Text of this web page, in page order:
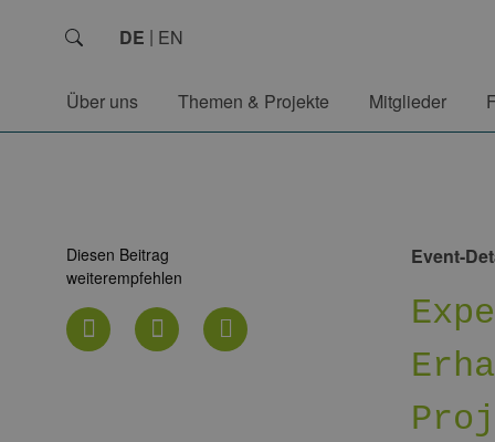
DE EN
Über uns Themen & Projekte Mitglieder
Event-
Diesen Beitrag
weiterempfehlen